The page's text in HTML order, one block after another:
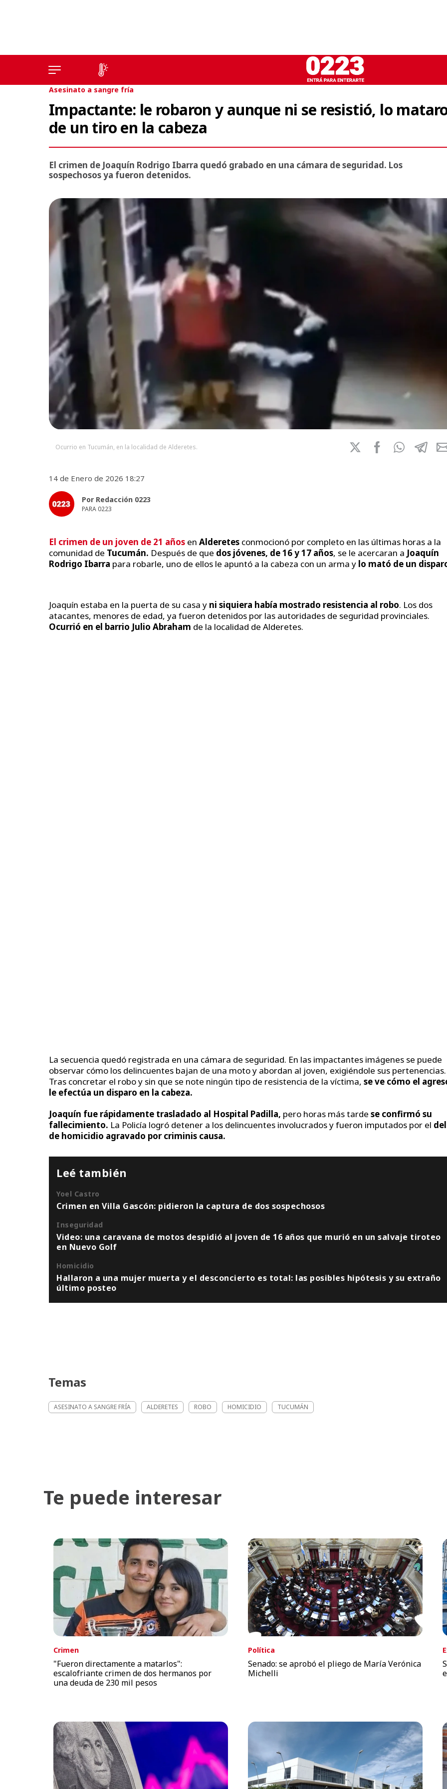
Asesinato a sangre fría
Impactante: le robaron y aunque ni se resistió, lo
de un tiro en la cabeza
El crimen de Joaquín Rodrigo Ibarra quedó grabado en una cámara de seguridad. Los
sospechosos ya fueron detenidos.
Ocurrio en Tucumán, en la localidad de Alderetes.
14 de Enero de 2026 18:27
Por Redacción 0223
PARA 0223
El crimen de un joven de 21 años en Alderetes conmocionó por completo en las últimas horas a la
comunidad de Tucumán. Después de que dos jóvenes, de 16 y 17 años, se le acercaran a Joaquín
Rodrigo Ibarra para robarle, uno de ellos le apuntó a la cabeza con un arma y lo mató de un
Joaquín estaba en la puerta de su casa y ni siquiera había mostrado resistencia al robo. Los dos
atacantes, menores de edad, ya fueron detenidos por las autoridades de seguridad provinciales.
Ocurrió en el barrio Julio Abraham de la localidad de Alderetes.
La secuencia quedó registrada en una cámara de seguridad. En las impactantes imágenes se puede
observar cómo los delincuentes bajan de una moto y abordan al joven, exigiéndole sus pertenencias.
Tras concretar el robo y sin que se note ningún tipo de resistencia de la víctima, se ve cómo el
le efectúa un disparo en la cabeza.
Joaquín fue rápidamente trasladado al Hospital Padilla, pero horas más tarde se confirmó su
fallecimiento. La Policía logró detener a los delincuentes involucrados y fueron imputados por el
de homicidio agravado por criminis causa.
Leé también
Yoel Castro
Crimen en Villa Gascón: pidieron la captura de dos sospechosos
Inseguridad
Video: una caravana de motos despidió al joven de 16 años que murió en un salvaje tiroteo
en Nuevo Golf
Homicidio
Hallaron a una mujer muerta y el desconcierto es total: las posibles hipótesis y su extraño
último posteo
Temas
ASESINATO A SANGRE FRÍA ALDERETES ROBO HOMICIDIO TUCUMÁN
Te puede interesar
Crimen
"Fueron directamente a matarlos":
escalofriante crimen de dos hermanos por
una deuda de 230 mil pesos
Política
Senado: se aprobó el pliego de María Verónica
Michelli